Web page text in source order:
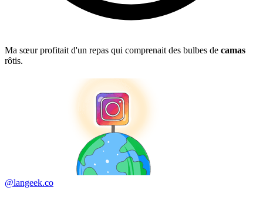
Ma sœur profitait d'un repas qui comprenait des bulbes de camas
rôtis.
@langeek.co